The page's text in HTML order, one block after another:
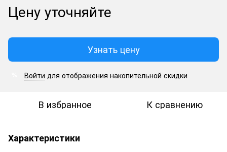
Цену уточняйте
Узнать цену
Войти для отображения накопительной скидки
В избранное К сравнению
Характеристики